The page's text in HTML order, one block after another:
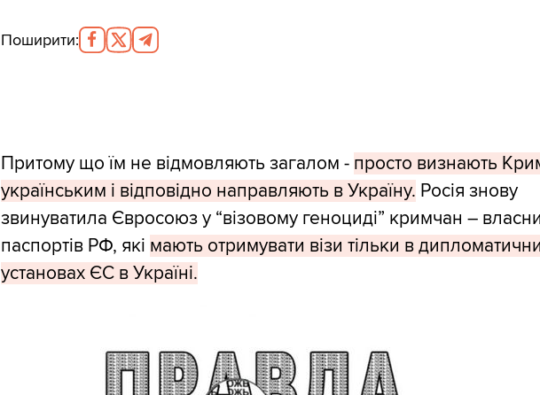
Поширити:
Притому що їм не відмовляють загалом - просто визнають
українським і відповідно направляють в Україну. Росія знову
звинуватила Євросоюз у “візовому геноциді” кримчан –
паспортів РФ, які мають отримувати візи тільки в
установах ЄС в Україні.